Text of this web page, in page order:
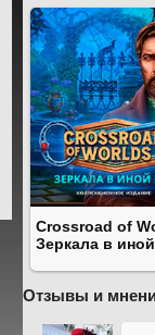
Crossroad of
Зеркала в
Отзывы и